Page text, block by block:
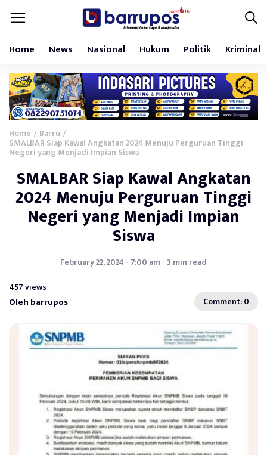
Home News Nasional Hukum Politik Kriminal
Home / Barru /
SMALBAR Siap Kawal Angkatan 2024 Menuju Perguruan Tinggi
Negeri yang Menjadi Impian Siswa
SMALBAR Siap Kawal Angkatan
2024 Menuju Perguruan Tinggi
Negeri yang Menjadi Impian
Siswa
February 22, 2024 - 7:00 am - 3 min read
457 views
Oleh barrupos Comment: 0